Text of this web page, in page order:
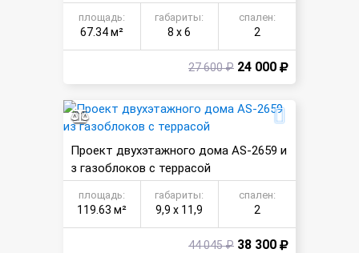
верандой
площадь:
67.34 м²
габариты:
8 х 6
спален:
2
27 600 ₽ 24 000
Проект двухэтажного дома AS-2659 и
з газоблоков с террасой
площадь:
119.63 м²
габариты:
9,9 х 11,9
спален:
2
44 045 ₽ 38 300